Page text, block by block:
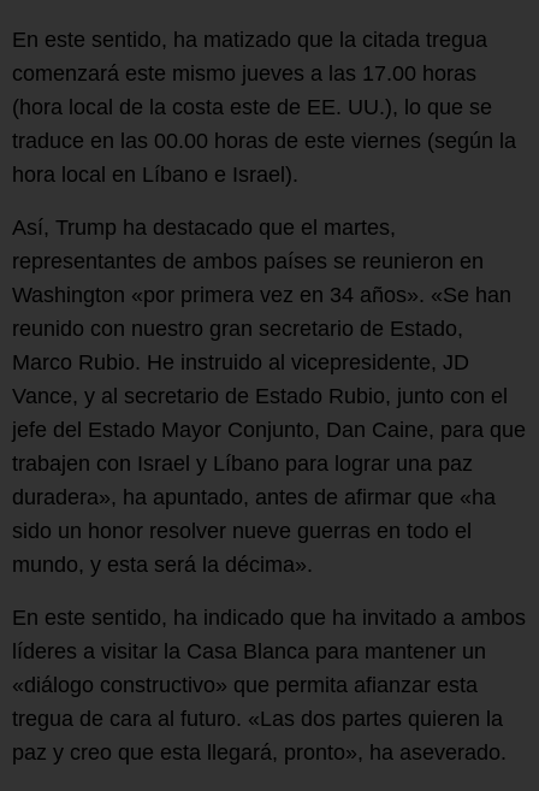
En este sentido, ha matizado que la citada tregua
comenzará este mismo jueves a las 17.00 horas
(hora local de la costa este de EE. UU.), lo que se
traduce en las 00.00 horas de este viernes (según la
hora local en Líbano e Israel).
Así, Trump ha destacado que el martes,
representantes de ambos países se reunieron en
Washington «por primera vez en 34 años». «Se han
reunido con nuestro gran secretario de Estado,
Marco Rubio. He instruido al vicepresidente, JD
Vance, y al secretario de Estado Rubio, junto con el
jefe del Estado Mayor Conjunto, Dan Caine, para que
trabajen con Israel y Líbano para lograr una paz
duradera», ha apuntado, antes de afirmar que «ha
sido un honor resolver nueve guerras en todo el
mundo, y esta será la décima».
En este sentido, ha indicado que ha invitado a ambos
líderes a visitar la Casa Blanca para mantener un
«diálogo constructivo» que permita afianzar esta
tregua de cara al futuro. «Las dos partes quieren la
paz y creo que esta llegará, pronto», ha aseverado.